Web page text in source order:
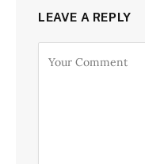
LEAVE A REPLY